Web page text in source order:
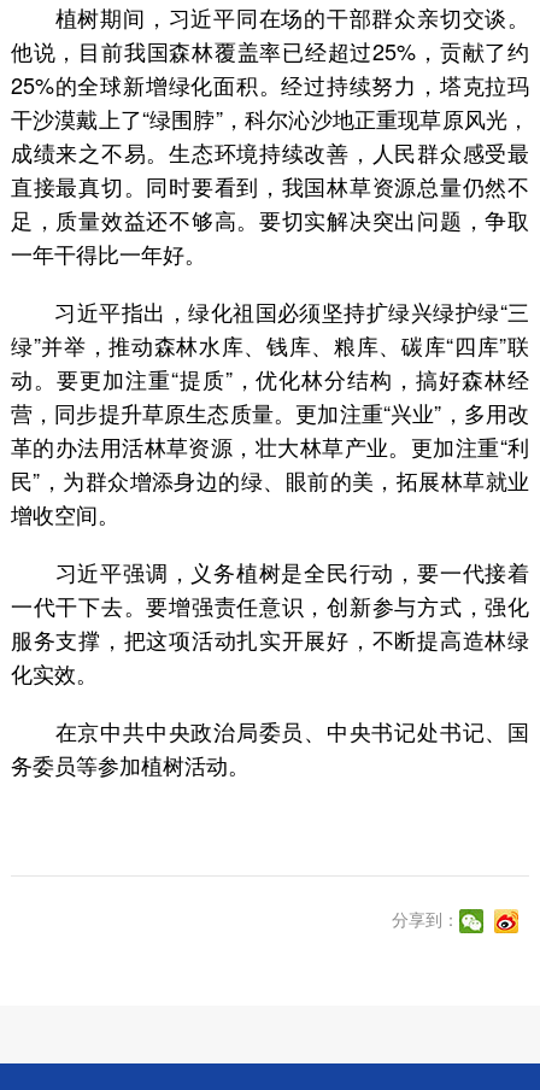
植树期间，习近平同在场的干部群众亲切交谈。
他说，目前我国森林覆盖率已经超过25%，贡献了约
25%的全球新增绿化面积。经过持续努力，塔克拉玛
干沙漠戴上了“绿围脖”，科尔沁沙地正重现草原风光，
成绩来之不易。生态环境持续改善，人民群众感受最
直接最真切。同时要看到，我国林草资源总量仍然不
足，质量效益还不够高。要切实解决突出问题，争取
一年干得比一年好。
习近平指出，绿化祖国必须坚持扩绿兴绿护绿“三
绿”并举，推动森林水库、钱库、粮库、碳库“四库”联
动。要更加注重“提质”，优化林分结构，搞好森林经
营，同步提升草原生态质量。更加注重“兴业”，多用改
革的办法用活林草资源，壮大林草产业。更加注重“利
民”，为群众增添身边的绿、眼前的美，拓展林草就业
增收空间。
习近平强调，义务植树是全民行动，要一代接着
一代干下去。要增强责任意识，创新参与方式，强化
服务支撑，把这项活动扎实开展好，不断提高造林绿
化实效。
在京中共中央政治局委员、中央书记处书记、国
务委员等参加植树活动。
分享到：